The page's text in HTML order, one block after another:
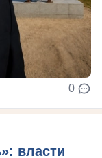
0
власти